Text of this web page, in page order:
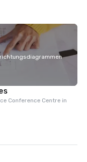
Conference Centre in